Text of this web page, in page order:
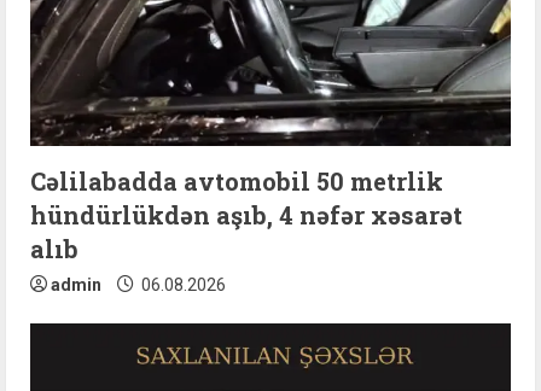
a
d
i
n
g
Cəlilabadda avtomobil 50 metrlik
hündürlükdən aşıb, 4 nəfər xəsarət
alıb
admin 06.08.2026